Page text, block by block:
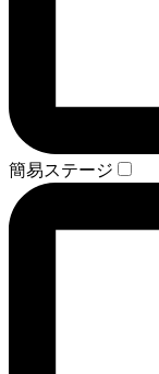
簡易ステージ